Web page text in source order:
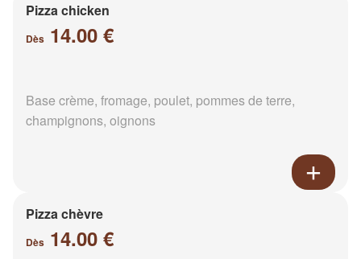
Pizza chicken
Dès 14.00 €
Base crème, fromage, poulet, pommes de terre,
champignons, oignons
Pizza chèvre
Dès 14.00 €